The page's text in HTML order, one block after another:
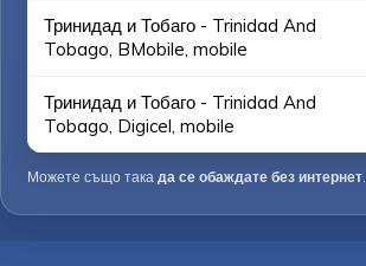
Тринидад и Тобаго - Trinidad And
Tobago, BMobile, mobile
Тринидад и Тобаго - Trinidad And
Tobago, Digicel, mobile
Можете също така да се обаждате без интернет.